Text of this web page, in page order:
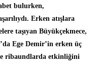
bulurken,
Erken atışlara
taşıyan Büyükçekmece,
Ege Demir’in erken üç
ribaundlarda etkinliğini